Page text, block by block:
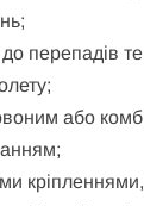
до перепадів
або